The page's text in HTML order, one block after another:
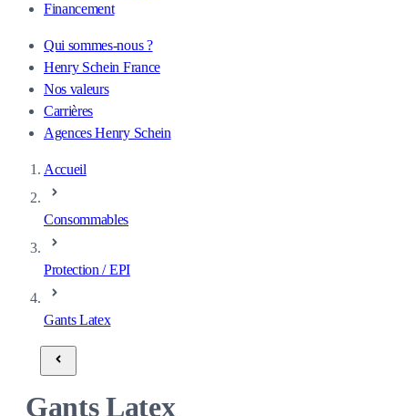
Financement
Qui sommes-nous ?
Henry Schein France
Nos valeurs
Carrières
Agences Henry Schein
Accueil
Consommables
Protection / EPI
Gants Latex
Gants Latex